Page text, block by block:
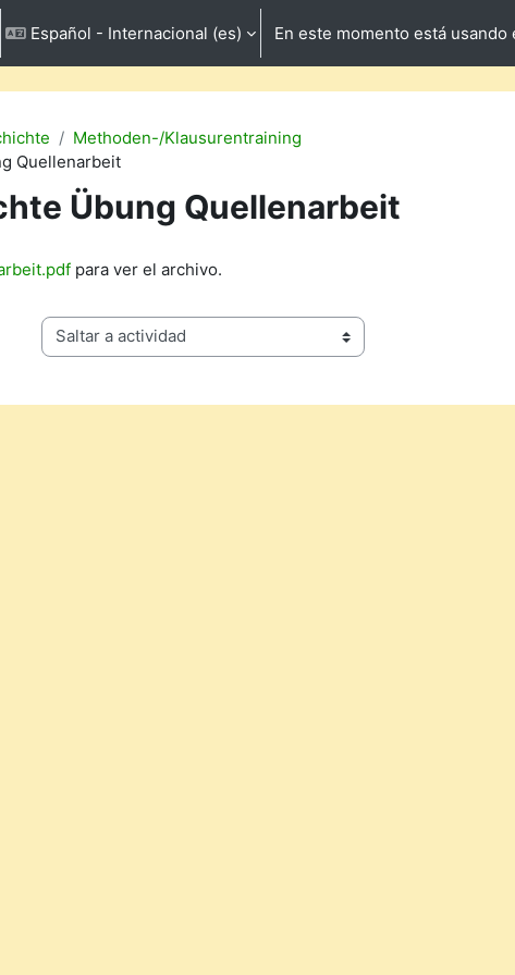
de búsqueda de entrada
Español - Internacional ‎(es)‎ En este momento está
Methoden-/Klausurentraining
Quellenarbeit
Übung Quellenarbeit
para ver el archivo.
Saltar a actividad